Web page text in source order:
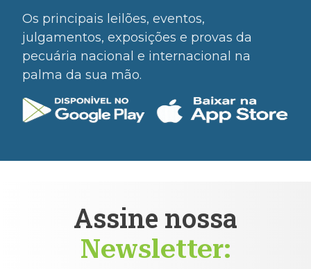
Os principais leilões, eventos,
julgamentos, exposições e provas da
pecuária nacional e internacional na
palma da sua mão.
Assine nossa
Newsletter: